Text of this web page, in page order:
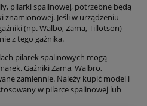
pilarki spalinowej, potrzebne będą
znamionowej. Jeśli w urządzeniu
(np. Walbo, Zama, Tillotson)
z tego gaźnika.
pilarek spalinowych mogą
Gaźniki Zama, Walbro,
zamiennie. Należy kupić model i
w pilarce spalinowej lub